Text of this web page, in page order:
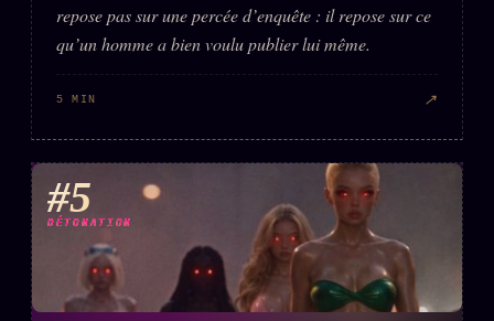
repose pas sur une percée d’enquête : il repose sur ce
qu’un homme a bien voulu publier lui même.
5 MIN ↗
#5
DÉTONATION